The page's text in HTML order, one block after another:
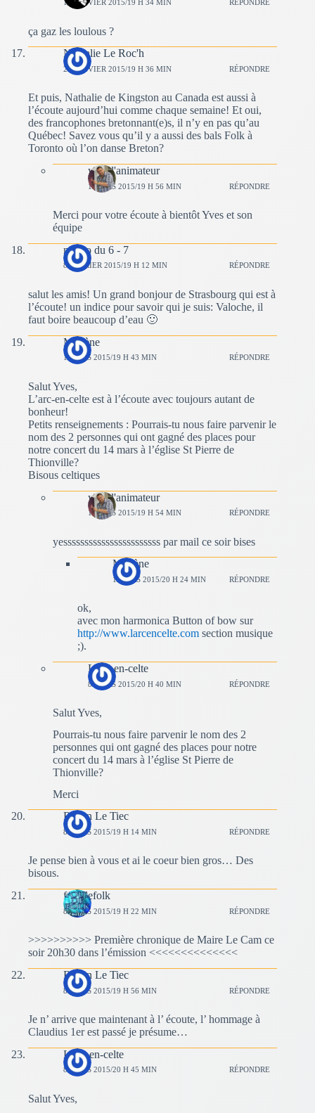
11 JANVIER 2015/19 H 34 MIN RÉPONDRE
ça gaz les loulous ?
Nathalie Le Roc'h
25 JANVIER 2015/19 H 36 MIN RÉPONDRE
Et puis, Nathalie de Kingston au Canada est aussi à
l’écoute aujourd’hui comme chaque semaine! Et oui,
des francophones bretonnant(e)s, il n’y en pas qu’au
Québec! Savez vous qu’il y a aussi des bals Folk à
Toronto où l’on danse Breton?
yves l'animateur
1 MARS 2015/19 H 56 MIN RÉPONDRE
Merci pour votre écoute à bientôt Yves et son
équipe
momo du 6 - 7
8 FÉVRIER 2015/19 H 12 MIN RÉPONDRE
salut les amis! Un grand bonjour de Strasbourg qui est à
l’écoute! un indice pour savoir qui je suis: Valoche, il
faut boire beaucoup d’eau 🙂
Marlène
1 MARS 2015/19 H 43 MIN RÉPONDRE
Salut Yves,
L’arc-en-celte est à l’écoute avec toujours autant de
bonheur!
Petits renseignements : Pourrais-tu nous faire parvenir le
nom des 2 personnes qui ont gagné des places pour
notre concert du 14 mars à l’église St Pierre de
Thionville?
Bisous celtiques
yves l'animateur
1 MARS 2015/19 H 54 MIN RÉPONDRE
yesssssssssssssssssssssss par mail ce soir bises
Marlène
1 MARS 2015/20 H 24 MIN RÉPONDRE
ok,
avec mon harmonica Button of bow sur
http://www.larcencelte.com section musique
;).
L'arc-en-celte
8 MARS 2015/20 H 40 MIN RÉPONDRE
Salut Yves,
Pourrais-tu nous faire parvenir le nom des 2
personnes qui ont gagné des places pour notre
concert du 14 mars à l’église St Pierre de
Thionville?
Merci
Renan Le Tiec
8 MARS 2015/19 H 14 MIN RÉPONDRE
Je pense bien à vous et ai le coeur bien gros… Des
bisous.
fousdefolk
8 MARS 2015/19 H 22 MIN RÉPONDRE
>>>>>>>>>> Première chronique de Maire Le Cam ce
soir 20h30 dans l’émission <<<<<<<<<<<<<<
Renan Le Tiec
8 MARS 2015/19 H 56 MIN RÉPONDRE
Je n’ arrive que maintenant à l’ écoute, l’ hommage à
Claudius 1er est passé je présume…
L'arc-en-celte
8 MARS 2015/20 H 45 MIN RÉPONDRE
Salut Yves,